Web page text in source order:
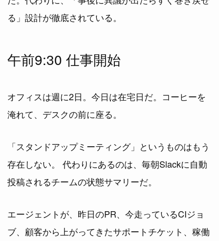
る」設計が徹底されている。
午前9:30 仕事開始
オフィスは週に2日。今日は在宅日だ。コーヒーを
淹れて、デスクの前に座る。
「スタンドアップミーティング」というものはもう
存在しない。 代わりにあるのは、毎朝Slackに自動
投稿されるチームの状態サマリーだ。
エージェントが、昨日のPR、今走っているCIジョ
ブ、顧客から上がってきたサポートチケット、稼働